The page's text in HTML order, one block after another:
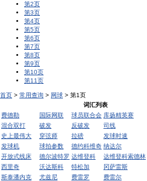
第2页
第3页
第4页
第5页
第6页
第7页
第8页
第9页
第10页
第11页
首页 > 常用查询 > 网球 > 第1页
词汇列表
费德勒
国际网联 球员联合会 库扬精英赛
混合双打
破发 反破发 司线
史上最伟大
穿弦师 拉磅 发球时速
发球机
球拍参数 德约科维奇 纳达尔
开放式线床
德尔波特罗 达维登科 达维登科索德林
西里奇
沃达斯科 特松加 冈萨雷斯
斯泰潘内克
尤兹尼 费雷罗 费雷尔